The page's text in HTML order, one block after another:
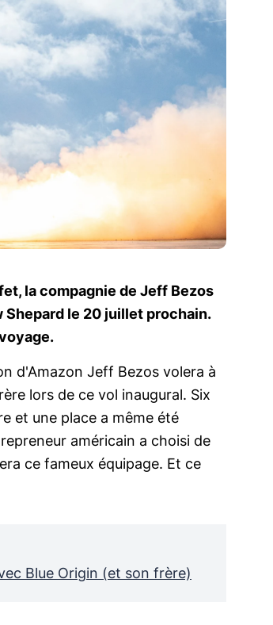
la compagnie de Jeff Bezos
Shepard le 20 juillet prochain.
d'Amazon Jeff Bezos volera à
lors de ce vol inaugural. Six
et une place a même été
américain a choisi de
ce fameux équipage. Et ce
Blue Origin (et son frère)